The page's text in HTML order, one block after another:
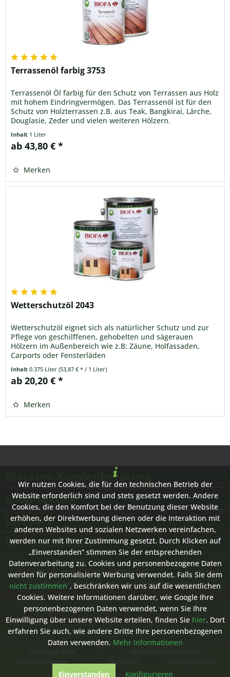
Terrassenöl farbig 3753
Terrassenöl Öl farbig für den Schutz von Terrassen aus Holz
mit hohem Eindringvermögen. Das Terrassenöl ist für den
Schutz von Holzterrassen z.B. aus Teak, Bangkirai, Lärche,
Douglasie, Zeder und vielen weiteren Hölzern.
Inhalt 1 Liter
ab 43,80 € *
Merken
Wetterschutzöl 2043
Wetterschutzöl eignet sich als natürlicher Schutz und zur
Pflege von geschilffenen, gehobelten und sägerauen
Hölzern im Außenbereich wie z.B: Zäune, Holfassaden,
Carports oder Fensterläden
Inhalt0.375 Liter(53,87 € * / 1 Liter)
ab 20,20 € *
Merken
Bioraum Kundenberatung
Shop Service
Infothek
Bioraum GmbH
* Alle Preise inkl. gesetzl. Mehrwertsteuer zzgl. Versandkosten und ggf.
Nachnahmegebühren, wenn nicht anders beschrieben
Hilfe / Support
Kontakt zur Bioraum GmbH
Versand- und Zahlungsbedingungen
Datenschutz im Bioraum Shop
Impressum der Bioraum GmbH
ecomsult
Wir nutzen Cookies, die für den technischen Betrieb der
Website erforderlich sind und stets gesetzt werden. Andere
Cookies, die den Komfort bei der Benutzung dieser Website
erhöhen, der Direktwerbung dienen oder die Interaktion mit
anderen Websites und sozialen Netzwerken vereinfachen,
werden nur mit Ihrer Zustimmung gesetzt. Durch Klicken auf
„Einverstanden“ stimmen Sie der entsprechenden
Datenverarbeitung zu. Cookies und personenbezogene Daten
werden für personalisierte Werbung verwendet. Falls Sie dem
nicht zustimmen , beschränken wir uns auf die wesentlichen
Cookies. Weitere Informationen darüber, wie Google Ihre
personenbezogenen Daten verwendet, wenn Sie Ihre
Einwilligung über unsere Website erteilen, finden Sie hier. Dort
erfahren Sie auch, wie andere Dritte Ihre personenbezogenen
Daten verwenden. Mehr Informationen
Einverstanden Konfigurieren